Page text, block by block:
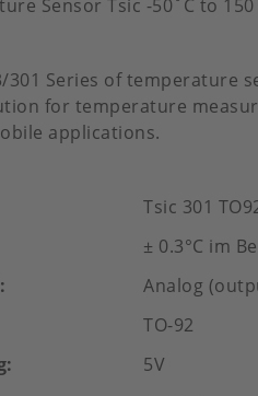
Sensor Tsic -50˚C to
301 Series of temperature
for temperature
applications.
Tsic 301
± 0.3°C im
Analog
TO-92
5V